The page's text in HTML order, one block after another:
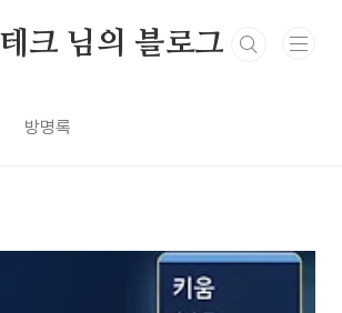
크 님의 블로그
방명록